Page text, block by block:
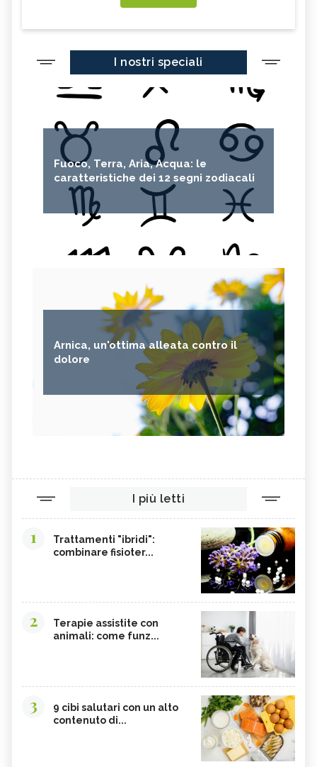
I nostri speciali
Fuoco, Terra, Aria, Acqua: le
caratteristiche dei 12 segni zodiacali
Arnica, un'ottima alleata contro il
dolore
I più letti
1
Trattamenti "ibridi":
combinare fisioter...
2
Terapie assistite con
animali: come funz...
3
9 cibi salutari con un alto
contenuto di...